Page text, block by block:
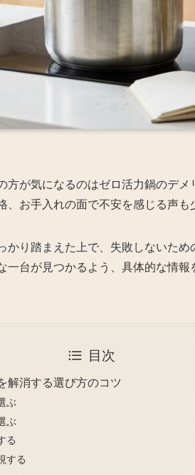
方が気になるのはゼロ活力鍋のデ
お手入れの面で不安を感じる声も
かり踏まえた上で、失敗しないた
一台が見つかるよう、具体的な情報
目次
解消する選び方のコツ
ぶ
ぶ
る
する